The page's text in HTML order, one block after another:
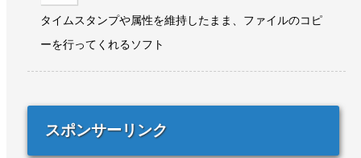
タイムスタンプや属性を維持したまま、ファイルのコピ
ーを行ってくれるソフト
スポンサーリンク